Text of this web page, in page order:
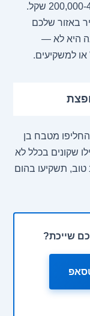
ואינסטלציה — ההשקעה קופצת ל-200,000-400,000 שקל.
באזור שלכם
היא לא —
או למשקיעים.
מטבח בן
שקונים בכלל לא
תשקיעו בהום
שייכת?